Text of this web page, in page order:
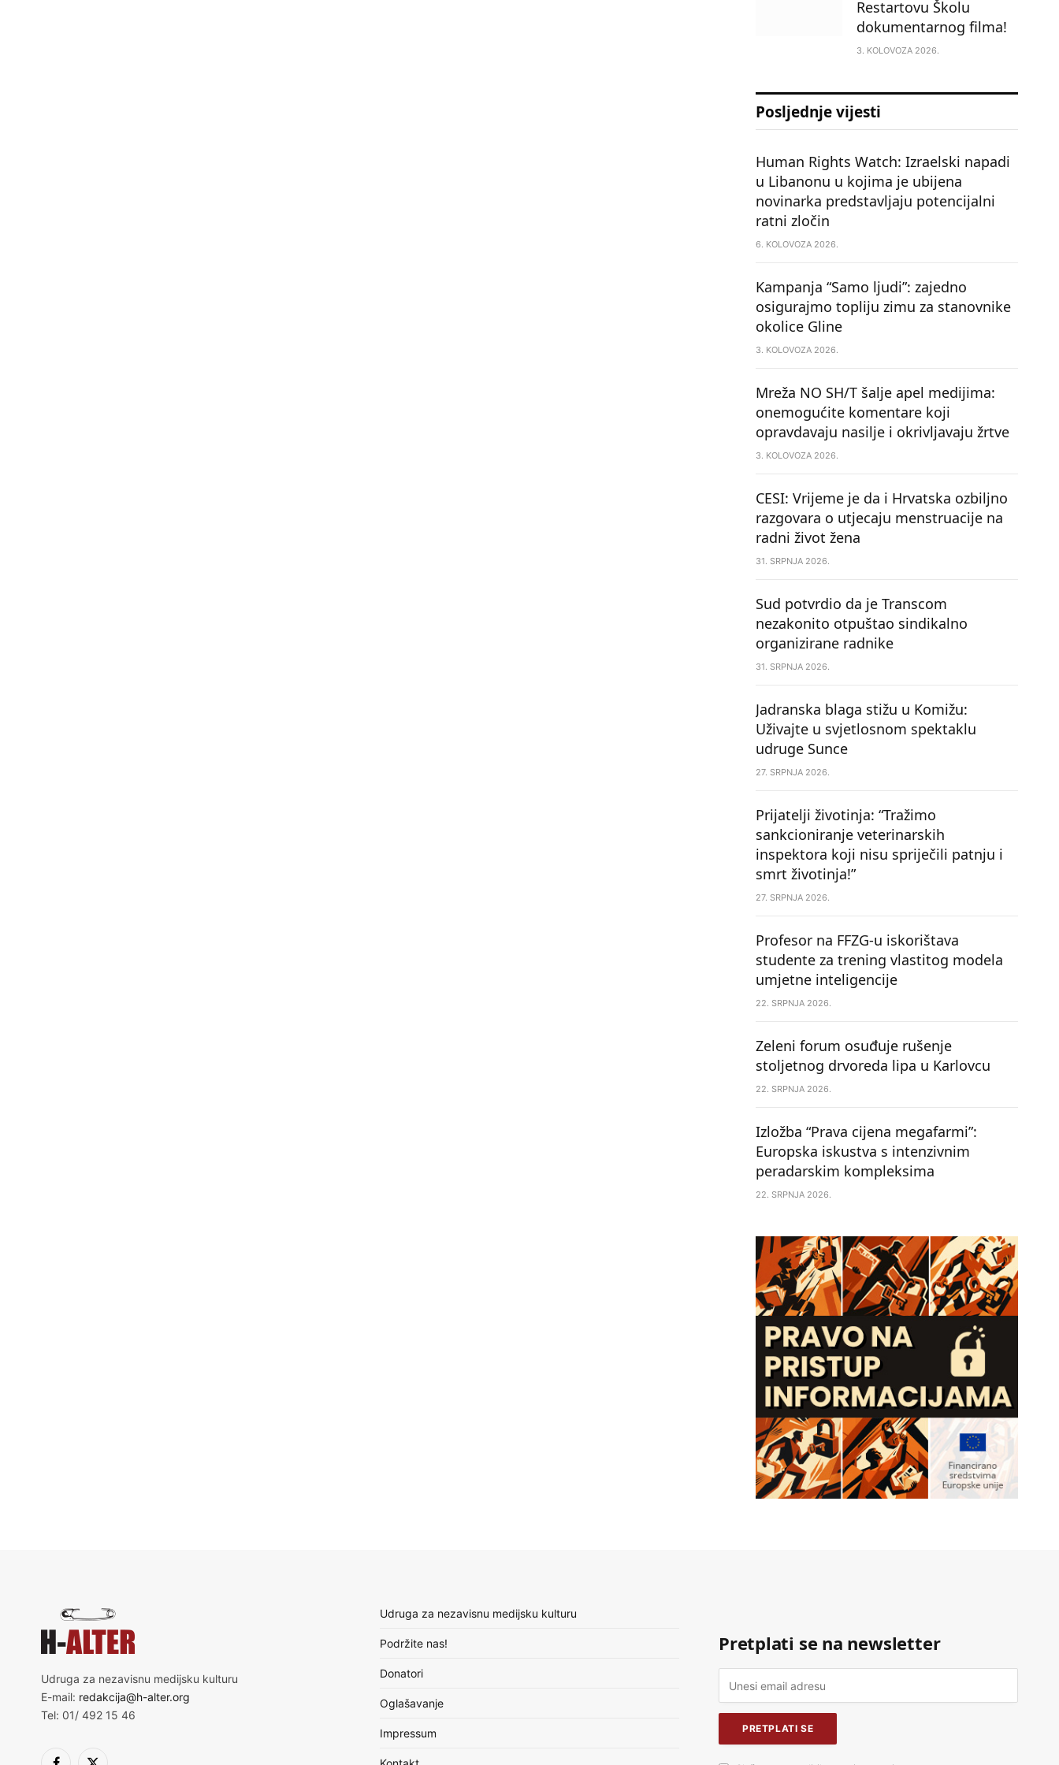
Restartovu Školu
dokumentarnog filma!
3. KOLOVOZA 2026.
Posljednje vijesti
Human Rights Watch: Izraelski napadi
u Libanonu u kojima je ubijena
novinarka predstavljaju potencijalni
ratni zločin
6. KOLOVOZA 2026.
Kampanja “Samo ljudi”: zajedno
osigurajmo topliju zimu za stanovnike
okolice Gline
3. KOLOVOZA 2026.
Mreža NO SH/T šalje apel medijima:
onemogućite komentare koji
opravdavaju nasilje i okrivljavaju žrtve
3. KOLOVOZA 2026.
CESI: Vrijeme je da i Hrvatska ozbiljno
razgovara o utjecaju menstruacije na
radni život žena
31. SRPNJA 2026.
Sud potvrdio da je Transcom
nezakonito otpuštao sindikalno
organizirane radnike
31. SRPNJA 2026.
Jadranska blaga stižu u Komižu:
Uživajte u svjetlosnom spektaklu
udruge Sunce
27. SRPNJA 2026.
Prijatelji životinja: “Tražimo
sankcioniranje veterinarskih
inspektora koji nisu spriječili patnju i
smrt životinja!”
27. SRPNJA 2026.
Profesor na FFZG-u iskorištava
studente za trening vlastitog modela
umjetne inteligencije
22. SRPNJA 2026.
Zeleni forum osuđuje rušenje
stoljetnog drvoreda lipa u Karlovcu
22. SRPNJA 2026.
Izložba “Prava cijena megafarmi”:
Europska iskustva s intenzivnim
peradarskim kompleksima
22. SRPNJA 2026.
Udruga za nezavisnu medijsku kulturu
E-mail: redakcija@h-alter.org
Tel: 01/ 492 15 46
Udruga za nezavisnu medijsku kulturu
Podržite nas!
Donatori
Oglašavanje
Impressum
Pretplati se na newsletter